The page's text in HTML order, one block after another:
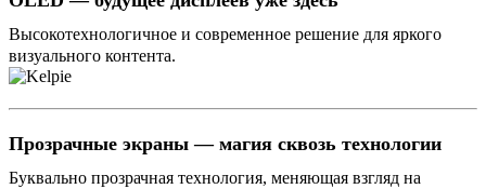
Высокотехнологичное и современное решение для яркого
визуального контента.
Прозрачные экраны — магия сквозь технологии
Буквально прозрачная технология, меняющая взгляд на